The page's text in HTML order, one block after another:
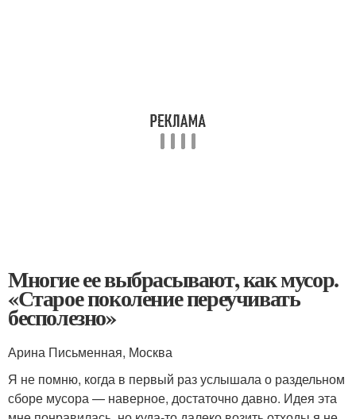
Многие ее выбрасывают, как мусор.
«Старое поколение переучивать
бесполезно»
Арина Письменная, Москва
Я не помню, когда в первый раз услышала о раздельном
сборе мусора — наверное, достаточно давно. Идея эта